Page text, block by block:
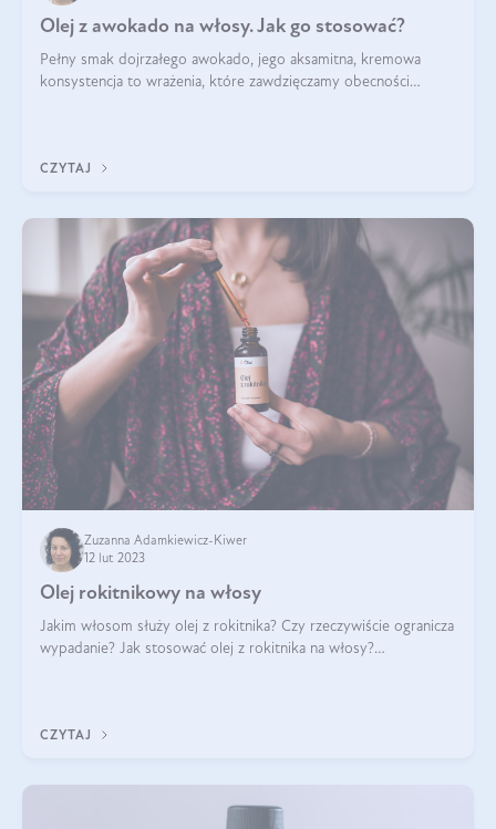
Olej z awokado na włosy. Jak go stosować?
Pełny smak dojrzałego awokado, jego aksamitna, kremowa
konsystencja to wrażenia, które zawdzięczamy obecności
CZYTAJ
Zuzanna Adamkiewicz-Kiwer
12 lut 2023
Olej rokitnikowy na włosy
Jakim włosom służy olej z rokitnika? Czy rzeczywiście ogranicza
wypadanie? Jak stosować olej z rokitnika na włosy?
CZYTAJ